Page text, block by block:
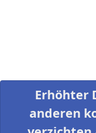
Erhöhter
anderen